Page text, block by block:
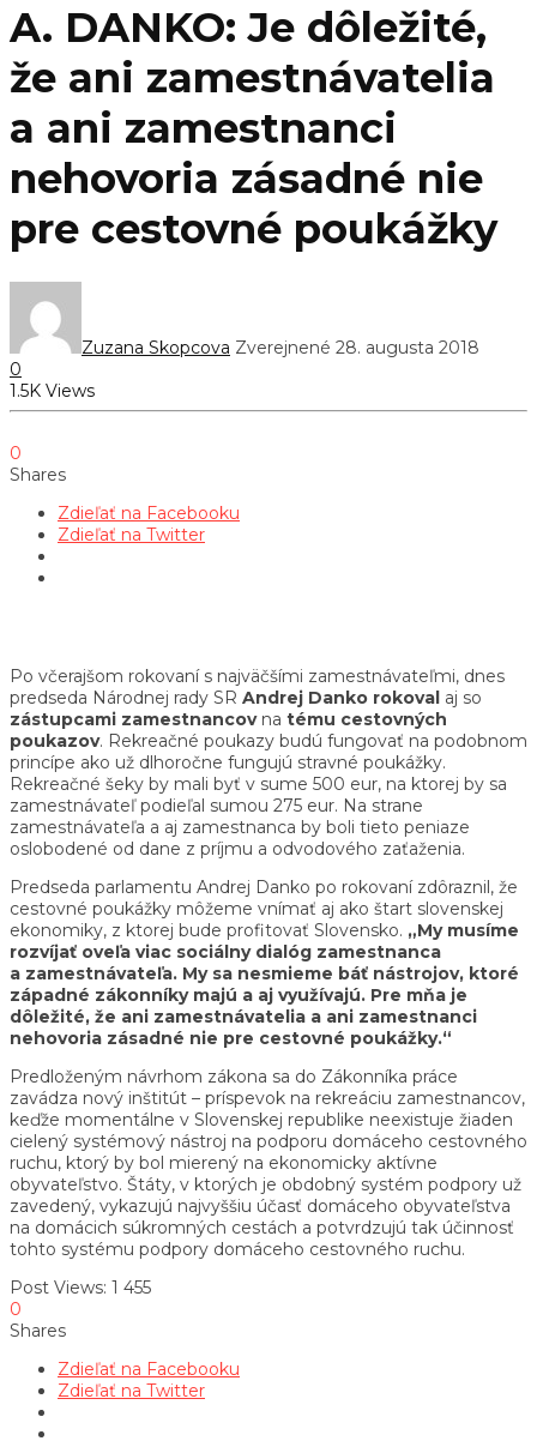
A. DANKO: Je dôležité,
že ani zamestnávatelia
a ani zamestnanci
nehovoria zásadné nie
pre cestovné poukážky
Zuzana Skopcova Zverejnené 28. augusta 2018
0
1.5K Views
0
Shares
Zdieľať na Facebooku
Zdieľať na Twitter
Po včerajšom rokovaní s najväčšími zamestnávateľmi, dnes
predseda Národnej rady SR Andrej Danko rokoval aj so
zástupcami zamestnancovna tému cestovných
poukazov. Rekreačné poukazy budú fungovať na podobnom
princípe ako už dlhoročne fungujú stravné poukážky.
Rekreačné šeky by mali byť v sume 500 eur, na ktorej by sa
zamestnávateľ podieľal sumou 275 eur. Na strane
zamestnávateľa a aj zamestnanca by boli tieto peniaze
oslobodené od dane z príjmu a odvodového zaťaženia.
Predseda parlamentu Andrej Danko po rokovaní zdôraznil, že
cestovné poukážky môžeme vnímať aj ako štart slovenskej
ekonomiky, z ktorej bude profitovať Slovensko. „My musíme
rozvíjať oveľa viac sociálny dialóg zamestnanca
a zamestnávateľa. My sa nesmieme báť nástrojov, ktoré
západné zákonníky majú a aj využívajú. Pre mňa je
dôležité, že ani zamestnávatelia a ani zamestnanci
nehovoria zásadné nie pre cestovné poukážky.“
Predloženým návrhom zákona sa do Zákonníka práce
zavádza nový inštitút – príspevok na rekreáciu zamestnancov,
keďže momentálne v Slovenskej republike neexistuje žiaden
cielený systémový nástroj na podporu domáceho cestovného
ruchu, ktorý by bol mierený na ekonomicky aktívne
obyvateľstvo. Štáty, v ktorých je obdobný systém podpory už
zavedený, vykazujú najvyššiu účasť domáceho obyvateľstva
na domácich súkromných cestách a potvrdzujú tak účinnosť
tohto systému podpory domáceho cestovného ruchu.
Post Views: 1 455
0
Shares
Zdieľať na Facebooku
Zdieľať na Twitter